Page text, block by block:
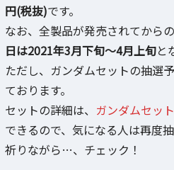
円(税抜)です。
なお、全製品が発売されてから
日は2021年3月下旬～4月上旬と
ただし、ガンダムセットの抽選
ております。
セットの詳細は、 ガンダムセッ
できるので、気になる人は再度
祈りながら…、チェック！